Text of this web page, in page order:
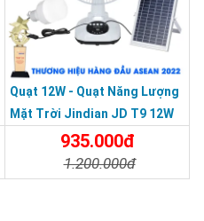
Quạt 12W - Quạt Năng Lượng
Mặt Trời Jindian JD T9 12W
935.000đ
1.200.000đ